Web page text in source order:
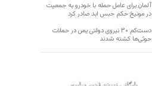
آلمان برای عامل حمله با خودرو به جمعیت
در مونیخ حکم حبس ابد صادر کرد
دست‌کم ۳۰ نیروی دولتی یمن در حملات
حوثی‌ها کشته شدند
بایگانی نسخه قدیم سایت